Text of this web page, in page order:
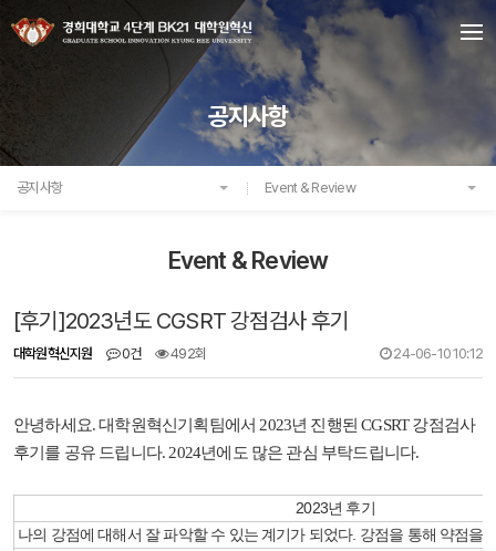
공지사항
공지사항 Event & Review
Event & Review
[후기]2023년도 CGSRT 강점검사 후기
대학원혁신지원 0건 492회 24-06-10 10:12
안녕하세요. 대학원혁신기획팀에서 2023년 진행된 CGSRT 강점검사
후기를 공유 드립니다. 2024년에도 많은 관심 부탁드립니다.
2023년 후기
나의 강점에 대해서 잘 파악할 수 있는 계기가 되었다. 강점을 통해 약점을